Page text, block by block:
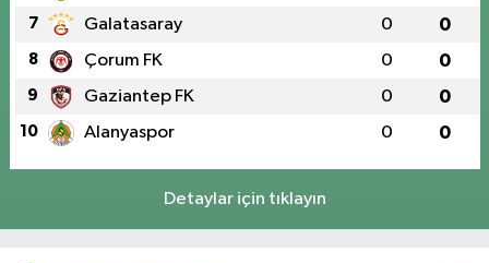
7 Galatasaray 0 0
8 Çorum FK 0 0
9 Gaziantep FK 0 0
10 Alanyaspor 0 0
Detaylar için tıklayın